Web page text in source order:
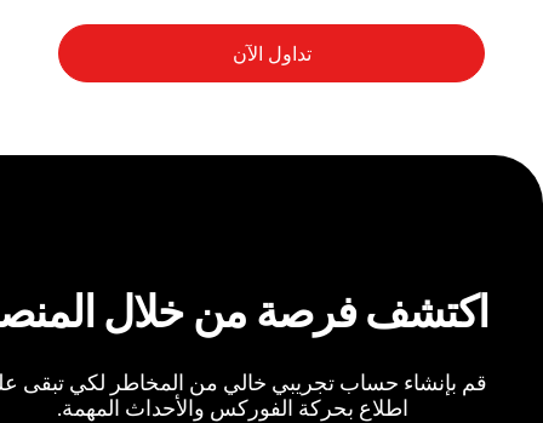
اكتشف فرصة من خلال
قم بإنشاء حساب تجريبي خالي من المخاطر لكي تبقى
اطلاع بحركة الفوركس والأحداث المهمة.